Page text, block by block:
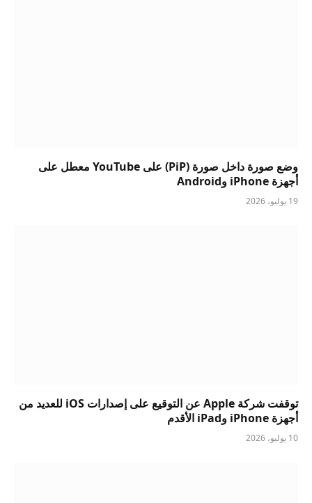
وضع صورة داخل صورة (PiP) على YouTube معطل على
أجهزة iPhone وAndroid
19 يوليو، 2026
توقفت شركة Apple عن التوقيع على إصدارات iOS للعديد من
أجهزة iPhone وiPad الأقدم
10 يوليو، 2026